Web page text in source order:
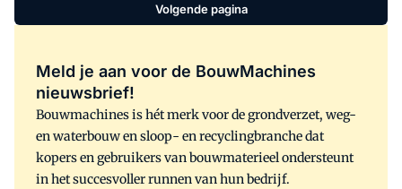
toevoegen. In amper twee jaar tijd
elektrische machines, waaronder de
klaar staat voor een test.
Volgende pagina
Meld je aan voor de BouwMachines
nieuwsbrief!
Bouwmachines is hét merk voor de grondverzet, weg-
en waterbouw en sloop- en recyclingbranche dat
kopers en gebruikers van bouwmaterieel ondersteunt
in het succesvoller runnen van hun bedrijf.